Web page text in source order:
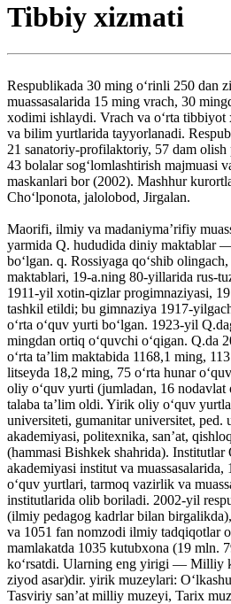
Tibbiy xizmati
Respublikada 30 ming oʻrinli 250 dan
muassasalarida 15 ming vrach, 30
xodimi ishlaydi. Vrach va oʻrta
va bilim yurtlarida tayyorlanadi.
21 sanatoriy-profilaktoriy, 57 dam
43 bolalar sogʻlomlashtirish majmuasi
maskanlari bor (2002). Mashhur
Choʻlponota, jalolobod, Jirgalan.
Maorifi, ilmiy va madaniymaʼrifiy
yarmida Q. hududida diniy maktablar
boʻlgan. q. Rossiyaga qoʻshib
maktablari, 19-a.ning 80-yillarida rus-
1911-yil xotin-qizlar progimnaziyasi,
tashkil etildi; bu gimnaziya 1917-
oʻrta oʻquv yurti boʻlgan. 1923-yil
mingdan ortiq oʻquvchi oʻqigan. Q.da
oʻrta taʼlim maktabida 1168,1 ming,
litseyda 18,2 ming, 75 oʻrta hunar
oliy oʻquv yurti (jumladan, 16
talaba taʼlim oldi. Yirik oliy oʻquv
universiteti, gumanitar universitet, ped.
akademiyasi, politexnika, sanʼat,
(hammasi Bishkek shahrida).
akademiyasi institut va
oʻquv yurtlari, tarmoq vazirlik va
institutlarida olib boriladi. 2002-yil
(ilmiy pedagog kadrlar bilan
va 1051 fan nomzodi ilmiy tadqiqotlar
mamlakatda 1035 kutubxona (19 mln.
koʻrsatdi. Ularning eng yirigi — Milliy
ziyod asar)dir. yirik muzeylari:
Tasviriy sanʼat milliy muzeyi, Tarix